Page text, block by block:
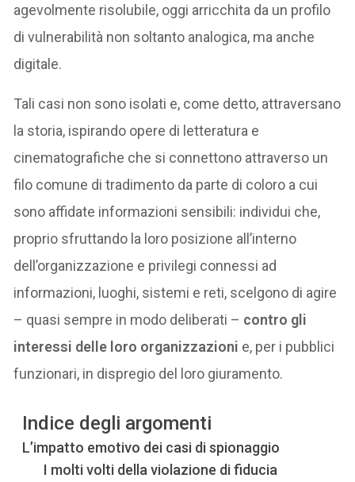
agevolmente risolubile, oggi arricchita da un profilo
di vulnerabilità non soltanto analogica, ma anche
digitale.
Tali casi non sono isolati e, come detto, attraversano
la storia, ispirando opere di letteratura e
cinematografiche che si connettono attraverso un
filo comune di tradimento da parte di coloro a cui
sono affidate informazioni sensibili: individui che,
proprio sfruttando la loro posizione all’interno
dell’organizzazione e privilegi connessi ad
informazioni, luoghi, sistemi e reti, scelgono di agire
– quasi sempre in modo deliberati – contro gli
interessi delle loro organizzazioni e, per i pubblici
funzionari, in dispregio del loro giuramento.
Indice degli argomenti
L’impatto emotivo dei casi di spionaggio
I molti volti della violazione di fiducia